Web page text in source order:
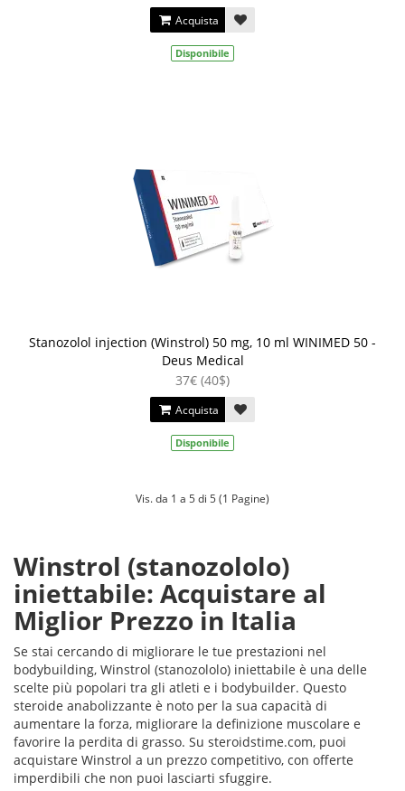
Acquista
Disponibile
Stanozolol injection (Winstrol) 50 mg, 10 ml WINIMED 50 -
Deus Medical
37€ (40$)
Acquista
Disponibile
Vis. da 1 a 5 di 5 (1 Pagine)
Winstrol (stanozololo)
iniettabile: Acquistare al
Miglior Prezzo in Italia
Se stai cercando di migliorare le tue prestazioni nel
bodybuilding, Winstrol (stanozololo) iniettabile è una delle
scelte più popolari tra gli atleti e i bodybuilder. Questo
steroide anabolizzante è noto per la sua capacità di
aumentare la forza, migliorare la definizione muscolare e
favorire la perdita di grasso. Su steroidstime.com, puoi
acquistare Winstrol a un prezzo competitivo, con offerte
imperdibili che non puoi lasciarti sfuggire.